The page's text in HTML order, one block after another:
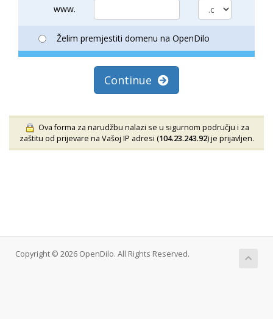
www.
Želim premjestiti domenu na OpenDilo
Continue
Ova forma za narudžbu nalazi se u sigurnom području i za
zaštitu od prijevare na Vašoj IP adresi (104.23.243.92) je prijavljen.
Copyright © 2026 OpenDilo. All Rights Reserved.